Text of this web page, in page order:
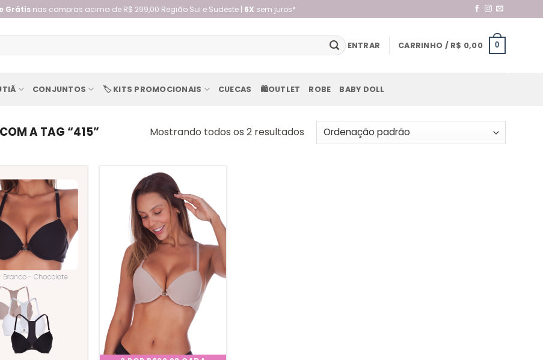
Grátisnas compras acima de R$ 299,00 Região Sul e Sudeste | 6X sem juros*
ENTRAR CARRINHO / R$ 0,00 0
CONJUNTOS 🏷️ KITS PROMOCIONAIS CUECAS 🛍️OUTLET ROBE BABY DOLL
A TAG “415” Mostrando todos os 2 resultados